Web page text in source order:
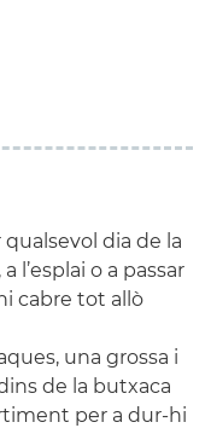
dia de la
l’esplai o a passar
cabre tot allò
una grossa i
de la butxaca
per a dur-hi